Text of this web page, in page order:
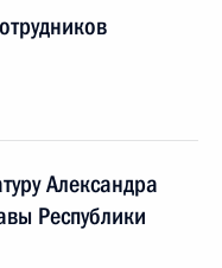
Александра
Республики